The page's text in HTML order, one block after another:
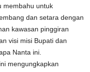
membahu untuk
dan setara dengan
kawasan pinggiran
visi misi Bupati dan
Nanta ini.
mengungkapkan